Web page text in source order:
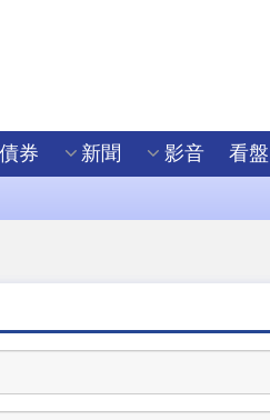
債券 新聞 影音 看盤